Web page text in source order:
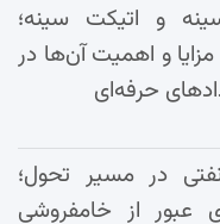
و اتیکت سینه؛
مزایا و اهمیت آن‌ها در
حرفه‌ای
در مسیر تحول؛
عبور از خامفروشی